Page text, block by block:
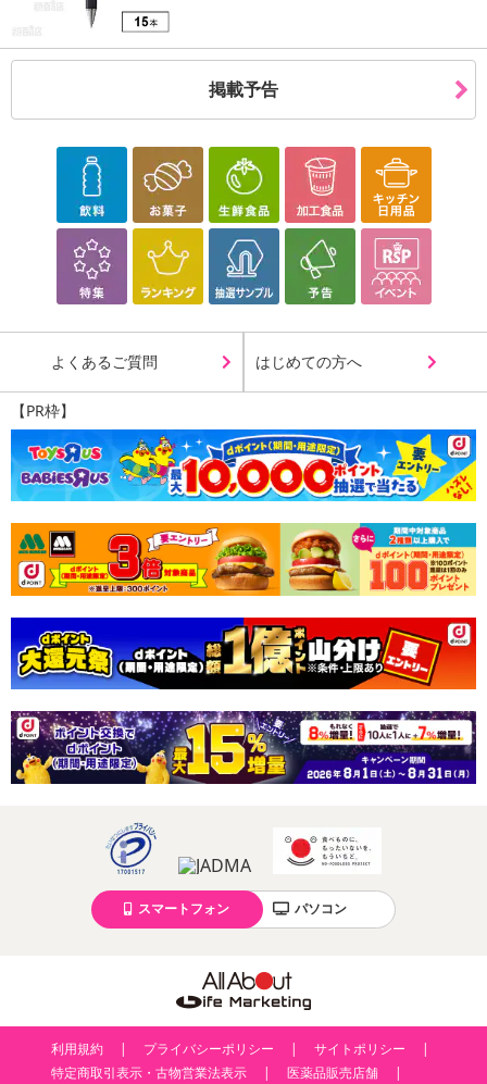
掲載予告
よくあるご質問 はじめての方へ
【PR枠】
スマートフォン パソコン
利用規約 プライバシーポリシー
サイトポリシー
特定商取引表示・古物営業法表示
医薬品販売店舗